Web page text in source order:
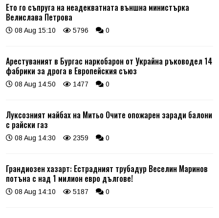
Ето го съпруга на неадекватната външна министърка
Велислава Петрова
08 Aug 15:10 5796 0
Арестуваният в Бургас наркобарон от Украйна ръководел 14
фабрики за дрога в Европейския съюз
08 Aug 14:50 1477 0
Луксозният майбах на Митьо Очите опожарен заради балони
с райски газ
08 Aug 14:30 2359 0
Грандиозен хазарт: Естрадният трубадур Веселин Маринов
потъна с над 1 милион евро дългове!
08 Aug 14:10 5187 0